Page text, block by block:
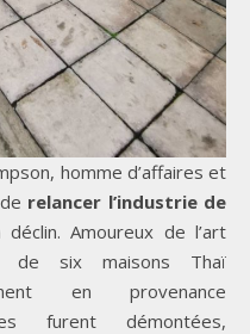
homme d’affaires et
relancer l’industrie de
Amoureux de l’art
de six maisons Thaï
en provenance
furent démontées,